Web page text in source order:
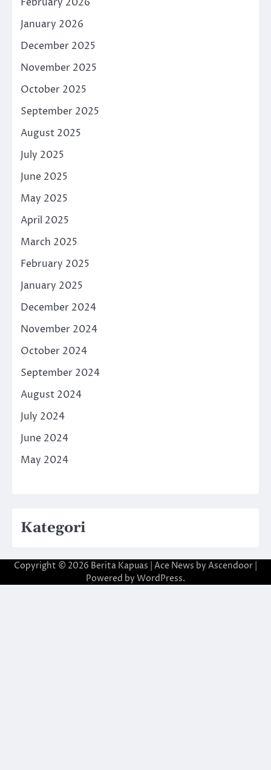
January 2026
December 2025
November 2025
October 2025
September 2025
August 2025
July 2025
June 2025
May 2025
April 2025
March 2025
February 2025
January 2025
December 2024
November 2024
October 2024
September 2024
August 2024
July 2024
June 2024
May 2024
Kategori
Copyright © 2026 Berita Kapuas | Ace News by Ascendoor
Powered by WordPress.